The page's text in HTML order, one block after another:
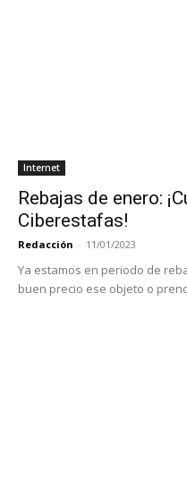
Internet
Rebajas de enero:
Ciberestafas!
Redacción - 11/01/2023
Ya estamos en periodo de
buen precio ese objeto o